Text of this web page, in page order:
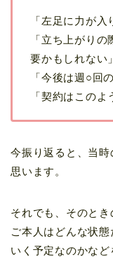
「左足に力が入
「立ち上がり
要かもしれない」
「今後は週○回
「契約はこのよ
今振り返ると、当
思います。
それでも、そのとき
ご本人はどんな状
いく予定なのかな